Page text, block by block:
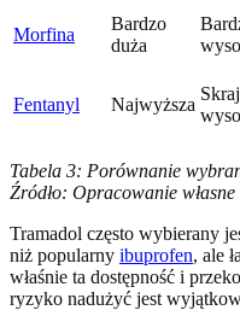
Morfina
Bardzo
duża
Fentanyl Najwyższa
Tabela 3: Porównanie
Źródło: Opracowanie
Tramadol często wybierany
niż popularny ibuprofen, ale
właśnie ta dostępność i
ryzyko nadużyć jest